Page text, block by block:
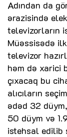
Adından da
ərazisində
televizorların
Müəssisədə
televizor
həm də xarici
çıxacaq bu
alıcıların
ədəd 32
50 düym və
istehsal edilib